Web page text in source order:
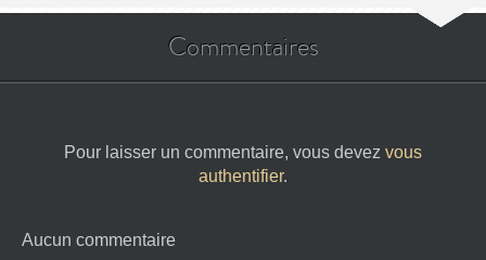
Commentaires
Pour laisser un commentaire, vous devez vous
authentifier.
Aucun commentaire